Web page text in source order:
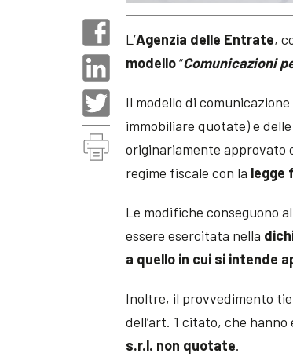
L’Agenzia delle Entrate,
modello“Comunicazioni
Il modello di
immobiliare quotate) e delle
originariamente approvato
regime fiscale con la legge
Le modifiche conseguono al
essere esercitata nella
a quello in cui si intende
Inoltre, il provvedimento
dell’art. 1 citato, che
s.r.l. non quotate.